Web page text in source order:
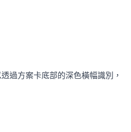
過方案卡底部的深色橫幅識別，